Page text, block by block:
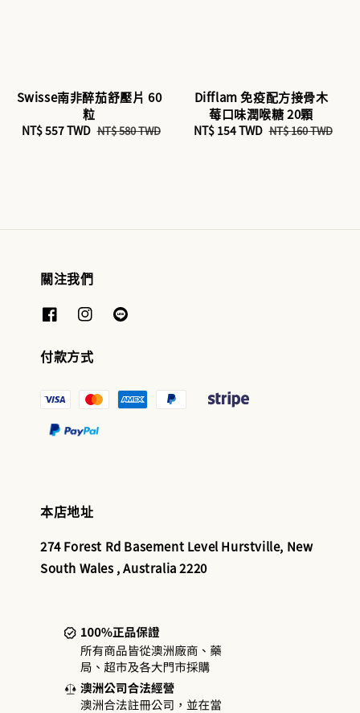
Swisse南非醉茄舒壓片 60
粒
Sale
NT$ 557 TWD Regular
NT$ 580 TWD
Difflam 免疫配方接骨木
莓口味潤喉糖 20顆
Sale
NT$ 154 TWD Regular
NT$ 160 TWD
關注我們
付款方式
本店地址
274 Forest Rd Basement Level Hurstville, New
South Wales , Australia 2220